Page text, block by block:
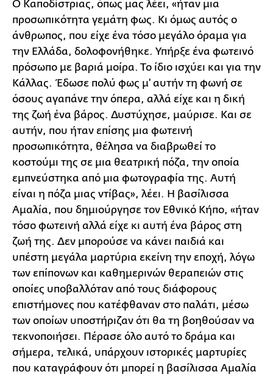
Ο Καποδίστριας, όπως μας λέει, «ήταν μια
προσωπικότητα γεμάτη φως. Κι όμως αυτός ο
άνθρωπος, που είχε ένα τόσο μεγάλο όραμα για
την Ελλάδα, δολοφονήθηκε. Υπήρξε ένα φωτεινό
πρόσωπο με βαριά μοίρα. Το ίδιο ισχύει και για την
Κάλλας. Έδωσε πολύ φως μ' αυτήν τη φωνή σε
όσους αγαπάνε την όπερα, αλλά είχε και η δική
της ζωή ένα βάρος. Δυστύχησε, μαύρισε. Και σε
αυτήν, που ήταν επίσης μια φωτεινή
προσωπικότητα, θέλησα να διαβρωθεί το
κοστούμι της σε μια θεατρική πόζα, την οποία
εμπνεύστηκα από μια φωτογραφία της. Αυτή
είναι η πόζα μιας ντίβας», λέει. Η βασίλισσα
Αμαλία, που δημιούργησε τον Εθνικό Κήπο, «ήταν
τόσο φωτεινή αλλά είχε κι αυτή ένα βάρος στη
ζωή της. Δεν μπορούσε να κάνει παιδιά και
υπέστη μεγάλα μαρτύρια εκείνη την εποχή, λόγω
των επίπονων και καθημερινών θεραπειών στις
οποίες υποβαλλόταν από τους διάφορους
επιστήμονες που κατέφθαναν στο παλάτι, μέσω
των οποίων υποστήριζαν ότι θα τη βοηθούσαν να
τεκνοποιήσει. Πέρασε όλο αυτό το δράμα και
σήμερα, τελικά, υπάρχουν ιστορικές μαρτυρίες
που καταγράφουν ότι μπορεί η βασίλισσα Αμαλία